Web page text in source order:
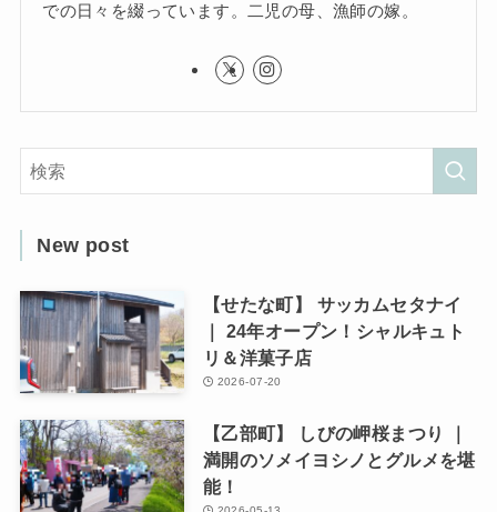
での日々を綴っています。二児の母、漁師の嫁。
New post
【せたな町】 サッカムセタナイ
｜ 24年オープン！シャルキュト
リ＆洋菓子店
2026-07-20
【乙部町】 しびの岬桜まつり ｜
満開のソメイヨシノとグルメを堪
能！